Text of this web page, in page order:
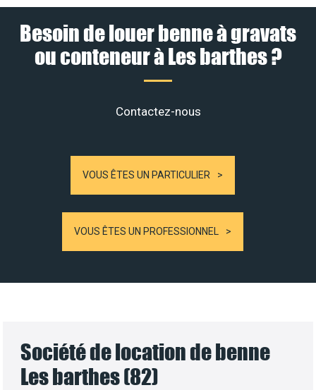
Besoin de louer benne à gravats
ou conteneur à Les barthes ?
Contactez-nous
VOUS ÊTES UN PARTICULIER
VOUS ÊTES UN PROFESSIONNEL
Société de location de benne
Les barthes (82)